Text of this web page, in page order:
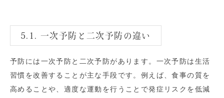
5.1. 一次予防と二次予防の違い
予防には一次予防と二次予防があります。一次予防は生活
習慣を改善することが主な手段です。例えば、食事の質を
高めることや、適度な運動を行うことで発症リスクを低減